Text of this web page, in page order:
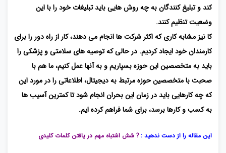
کند و تبلیغ کنندگان به چه روش هایی باید تبلیغات خود را با این
وضعیت تنظیم کنند.
کا نیز مشابه کاری که اکثر شرکت ها انجام می دهند، کار از راه دور را برای
کارمندان خود ایجاد کردیم. در حالی که توصیه های سلامتی و پزشکی را
باید به متخصصین این حوزه بسپاریم و به آنها عمل کنیم، ما هم با
صحبت با متخصصین حوزه مرتبط به دیجیتال، اطلاعاتی را در مورد این
که چه کارهایی باید در زمان این بحران انجام شود تا کمترین آسیب ها
به کسب و کارها برسد، برای شما فراهم کرده ایم.
این مقاله را از دست ندهید :?شش اشتباه مهم در یافتن کلمات کلیدی